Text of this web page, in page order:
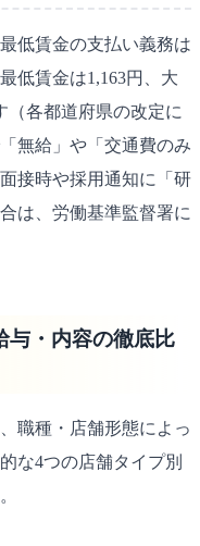
低賃金の支払い義務は
低賃金は1,163円、大
（各都道府県の改定に
無給」や「交通費のみ
接時や採用通知に「研
は、労働基準監督署に
与・内容の徹底比
職種・店舗形態によっ
な4つの店舗タイプ別